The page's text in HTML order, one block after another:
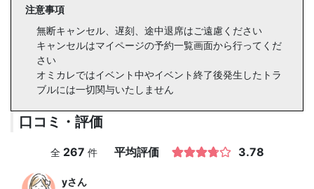
注意事項
無断キャンセル、遅刻、途中退席はご遠慮ください
キャンセルはマイページの予約一覧画面から行ってくだ
さい
オミカレではイベント中やイベント終了後発生したトラ
ブルには一切関与いたしません
口コミ・評価
全 267 件 平均評価 3.78
yさん